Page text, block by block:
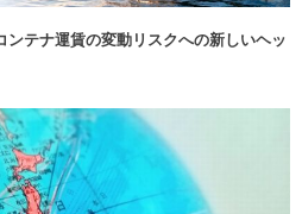
テナ運賃の変動リスクへの新しいヘッ